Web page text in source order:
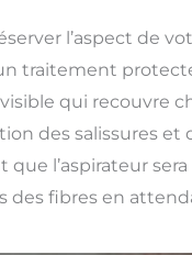
l’aspect de
traitement
qui recouvre
des salissures et
que l’aspirateur
des fibres en